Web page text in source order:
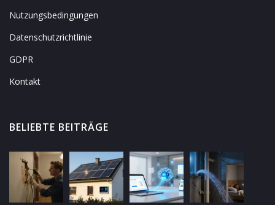
Nutzungsbedingungen
Datenschutzrichtlinie
GDPR
Kontakt
BELIEBTE BEITRÄGE